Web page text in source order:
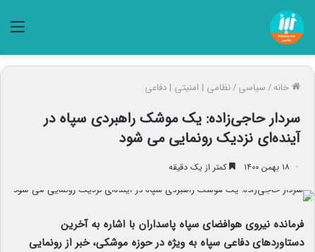
خانه/سیاسی/نظامی | امنیتی | دفاعی
سردار حاجی‌زاده: یک موشک راهبردی سپاه در
آینده‌ای نزدیک رونمایی می‌ شود
۱۸ بهمن ۱۴۰۰ کمتر از یک دقیقه
فرمانده نیروی هوافضای سپاه پاسداران با اشاره به آخرین
دستاوردهای دفاعی سپاه به ویژه در حوزه موشکی، خبر از رونمایی